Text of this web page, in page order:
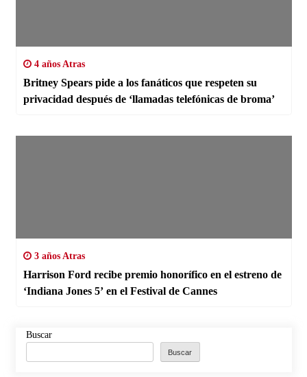
4 años Atras
Britney Spears pide a los fanáticos que respeten su
privacidad después de ‘llamadas telefónicas de broma’
3 años Atras
Harrison Ford recibe premio honorífico en el estreno de
‘Indiana Jones 5’ en el Festival de Cannes
Buscar
Buscar